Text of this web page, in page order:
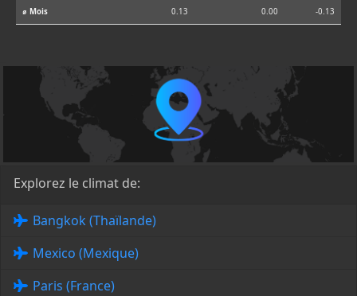
⌀ Mois 0.13 0.00 -0.13
Explorez le climat de:
Bangkok (Thaïlande)
Mexico (Mexique)
Paris (France)